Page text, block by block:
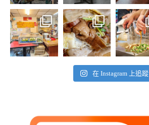
在 Instagram 上追蹤